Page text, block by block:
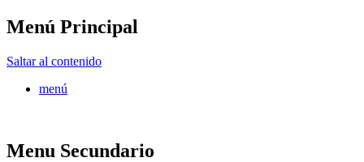
Menú Principal
Saltar al contenido
menú
Menu Secundario